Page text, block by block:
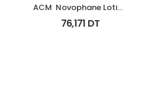
ACM  Novophane Lotion
100Ml
76,171 DT